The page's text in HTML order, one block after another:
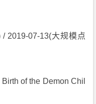
0
[剧
/ 2019-07-13(大规模点
of the Demon Chil